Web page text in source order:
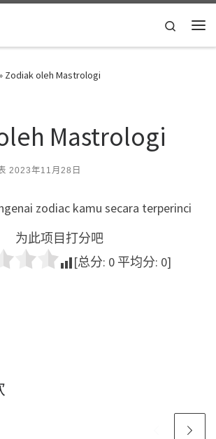
Search
Zodiak oleh Mastrologi
Mastrologi
2023年11月28日
zodiac kamu secara terperinci
为此项目打分吧
[总分: 0 平均分: 0]